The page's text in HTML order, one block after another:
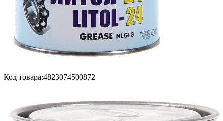
Код товара:4823074500872